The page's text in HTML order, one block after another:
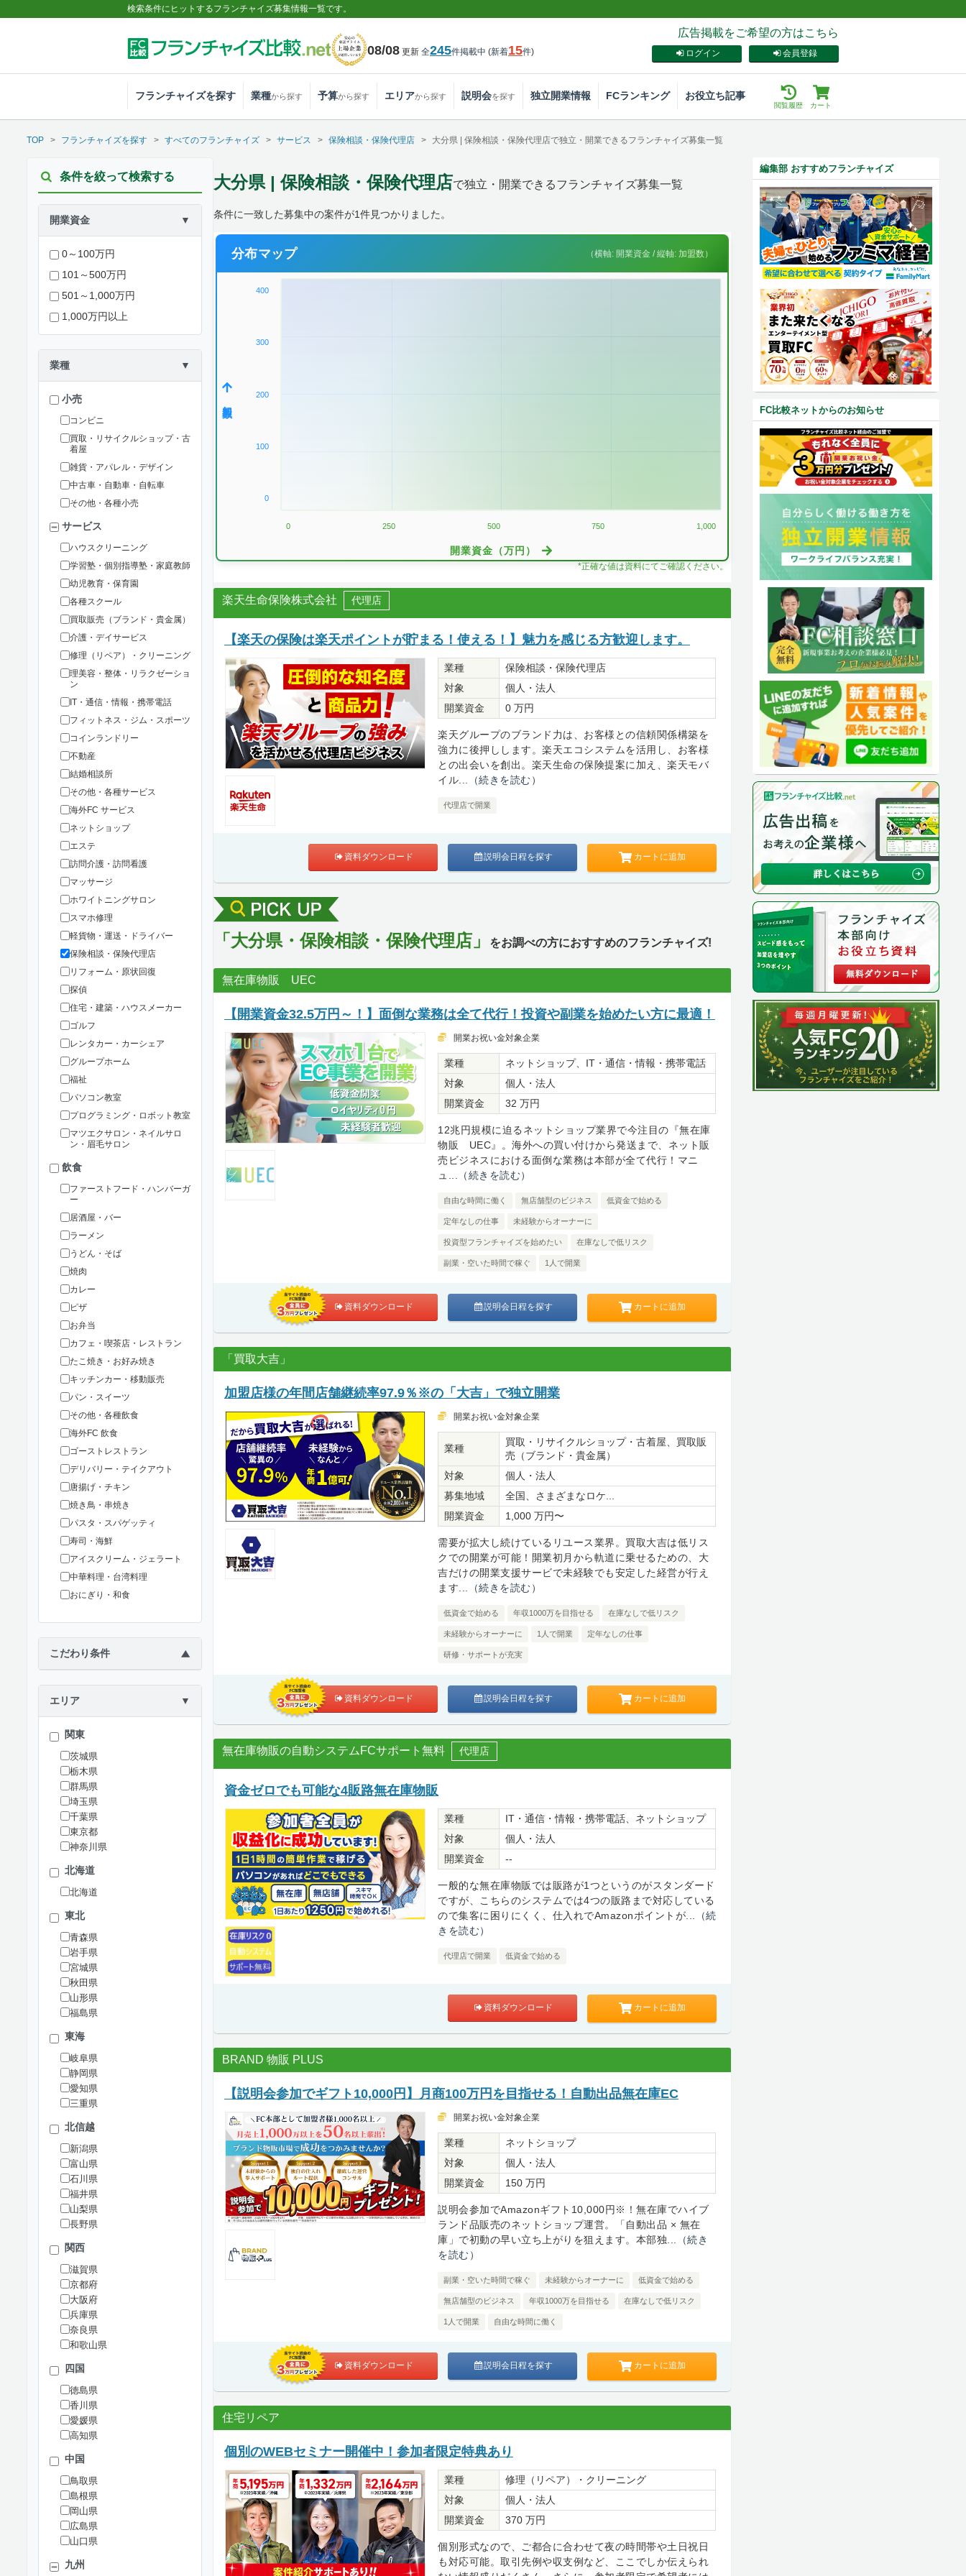
検索条件にヒットするフランチャイズ募集情報一覧です。
08/08 更新 全245件掲載中 (新着15件)
広告掲載をご希望の方はこちら
会員登録
ログイン
フランチャイズを探す 業種から探す 予算から探す エリアから探す 説明会を探す 独立開業情報 FCランキング お役立ち記事
カート
閲覧履歴
TOP フランチャイズを探す すべてのフランチャイズ サービス 保険相談・保険代理店 大分県 | 保険相談・保険代理店で独立・開業できるフランチャイズ募集一覧
条件を絞って検索する
開業資金 ▼
0～100万円
101～500万円
501～1,000万円
1,000万円以上
業種 ▼
小売
コンビニ
買取・リサイクルショップ・古
着屋
雑貨・アパレル・デザイン
中古車・自動車・自転車
その他・各種小売
サービス
ハウスクリーニング
学習塾・個別指導塾・家庭教師
幼児教育・保育園
各種スクール
買取販売（ブランド・貴金属）
介護・デイサービス
修理（リペア）・クリーニング
理美容・整体・リラクゼーショ
ン
IT・通信・情報・携帯電話
フィットネス・ジム・スポーツ
コインランドリー
不動産
結婚相談所
その他・各種サービス
海外FC サービス
ネットショップ
エステ
訪問介護・訪問看護
マッサージ
ホワイトニングサロン
スマホ修理
軽貨物・運送・ドライバー
保険相談・保険代理店
リフォーム・原状回復
探偵
住宅・建築・ハウスメーカー
ゴルフ
レンタカー・カーシェア
グループホーム
福祉
パソコン教室
プログラミング・ロボット教室
マツエクサロン・ネイルサロ
ン・眉毛サロン
飲食
ファーストフード・ハンバーガ
ー
居酒屋・バー
ラーメン
うどん・そば
焼肉
カレー
ピザ
お弁当
カフェ・喫茶店・レストラン
たこ焼き・お好み焼き
キッチンカー・移動販売
パン・スイーツ
その他・各種飲食
海外FC 飲食
ゴーストレストラン
デリバリー・テイクアウト
唐揚げ・チキン
焼き鳥・串焼き
パスタ・スパゲッティ
寿司・海鮮
アイスクリーム・ジェラート
中華料理・台湾料理
おにぎり・和食
こだわり条件 ▶
エリア ▼
関東
茨城県
栃木県
群馬県
埼玉県
千葉県
東京都
神奈川県
北海道
北海道
東北
青森県
岩手県
宮城県
秋田県
山形県
福島県
東海
岐阜県
静岡県
愛知県
三重県
北信越
新潟県
富山県
石川県
福井県
山梨県
長野県
関西
滋賀県
京都府
大阪府
兵庫県
奈良県
和歌山県
四国
徳島県
香川県
愛媛県
高知県
中国
鳥取県
島根県
岡山県
広島県
山口県
九州
大分県 | 保険相談・保険代理店で独立・開業できるフランチャイズ募集一覧
条件に一致した募集中の案件が1件見つかりました。
分布マップ （横軸: 開業資金 / 縦軸: 加盟数）
400
300
200
100
0
0 250 500 750 1,000
開業資金（万円）
*正確な値は資料にてご確認ください。
楽天生命保険株式会社 代理店
【楽天の保険は楽天ポイントが貯まる！使える！】魅力を感じる方歓迎します。
業種
保険相談・保険代理店
対象
個人・法人
開業資金
0 万円
楽天グループのブランド力は、お客様との信頼関係構築を
強力に後押しします。楽天エコシステムを活用し、お客様
との出会いを創出。楽天生命の保険提案に加え、楽天モバ
イル...
（続きを読む）
代理店で開業
資料ダウンロード 説明会日程を探す カートに追加
「大分県・保険相談・保険代理店」 をお調べの方におすすめのフランチャイズ!
無在庫物販 UEC
【開業資金32.5万円～！】面倒な業務は全て代行！投資や副業を始めたい方に最適！
開業お祝い金対象企業
業種
ネットショップ、IT・通信・情報・携帯電話
対象
個人・法人
開業資金
32 万円
12兆円規模に迫るネットショップ業界で今注目の『無在庫
物販 UEC』。海外への買い付けから発送まで、ネット販
売ビジネスにおける面倒な業務は本部が全て代行！マニ
ュ...
（続きを読む）
自由な時間に働く 無店舗型のビジネス 低資金で始める
定年なしの仕事 未経験からオーナーに
投資型フランチャイズを始めたい 在庫なしで低リスク
副業・空いた時間で稼ぐ 1人で開業
資料ダウンロード 説明会日程を探す カートに追加
「買取大吉」
加盟店様の年間店舗継続率97.9％※の「大吉」で独立開業
開業お祝い金対象企業
業種
買取・リサイクルショップ・古着屋、買取販
売（ブランド・貴金属）
対象
個人・法人
募集地域
全国、さまざまなロケ...
開業資金
1,000 万円〜
需要が拡大し続けているリユース業界。買取大吉は低リス
クでの開業が可能！開業初月から軌道に乗せるための、大
吉だけの開業支援サービで未経験でも安定した経営が行え
ます...
（続きを読む）
低資金で始める 年収1000万を目指せる 在庫なしで低リスク
未経験からオーナーに 1人で開業 定年なしの仕事
研修・サポートが充実
資料ダウンロード 説明会日程を探す カートに追加
無在庫物販の自動システムFCサポート無料 代理店
資金ゼロでも可能な4販路無在庫物販
業種
IT・通信・情報・携帯電話、ネットショップ
対象
個人・法人
開業資金
--
一般的な無在庫物販では販路が1つというのがスタンダード
ですが、こちらのシステムでは4つの販路まで対応している
ので集客に困りにくく、仕入れでAmazonポイントが...
（続
きを読む）
代理店で開業 低資金で始める
資料ダウンロード カートに追加
BRAND 物販 PLUS
【説明会参加でギフト10,000円】月商100万円を目指せる！自動出品無在庫EC
開業お祝い金対象企業
業種
ネットショップ
対象
個人・法人
開業資金
150 万円
説明会参加でAmazonギフト10,000円※！無在庫でハイブ
ランド品販売のネットショップ運営。「自動出品 × 無在
庫」で初動の早い立ち上がりを狙えます。本部独...
（続き
を読む）
副業・空いた時間で稼ぐ 未経験からオーナーに 低資金で始める
無店舗型のビジネス 年収1000万を目指せる 在庫なしで低リスク
1人で開業 自由な時間に働く
資料ダウンロード 説明会日程を探す カートに追加
住宅リペア
個別のWEBセミナー開催中！参加者限定特典あり
業種
修理（リペア）・クリーニング
対象
個人・法人
開業資金
370 万円
個別形式なので、ご都合に合わせて夜の時間帯や土日祝日
も対応可能。取引先例や収支例など、ここでしか伝えられ
編集部 おすすめフランチャイズ
FC比較ネットからのお知らせ